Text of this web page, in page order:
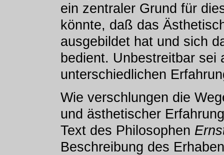
ein zentraler Grund für
könnte, daß das
ausgebildet hat und sich
bedient. Unbestreitbar sei
unterschiedlichen
Wie verschlungen die
und ästhetischer
Text des Philosophen
Beschreibung des